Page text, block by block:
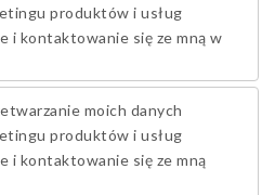
produktów i usług
i kontaktowanie się ze mną w
moich danych
produktów i usług
i kontaktowanie się ze mną